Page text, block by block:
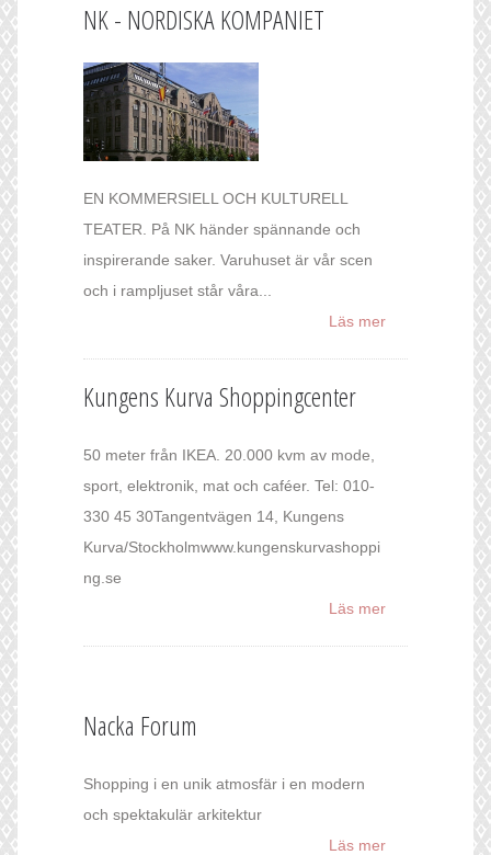
NK - NORDISKA KOMPANIET
EN KOMMERSIELL OCH KULTURELL
TEATER. På NK händer spännande och
inspirerande saker. Varuhuset är vår scen
och i rampljuset står våra...
Läs mer
Kungens Kurva Shoppingcenter
50 meter från IKEA. 20.000 kvm av mode,
sport, elektronik, mat och caféer. Tel: 010-
330 45 30Tangentvägen 14, Kungens
Kurva/Stockholmwww.kungenskurvashoppi
ng.se
Läs mer
Nacka Forum
Shopping i en unik atmosfär i en modern
och spektakulär arkitektur
Läs mer